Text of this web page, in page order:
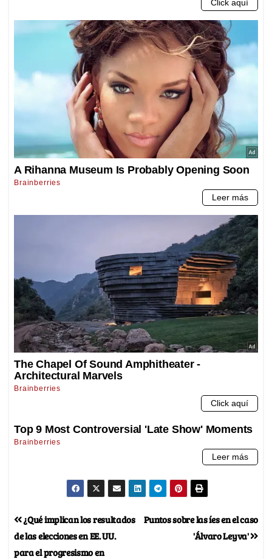
Puntos sobre las íes en el caso
'Álvaro Leyva'
¿Qué implican los resultados
de las elecciones en EE. UU.
para el progresismo en